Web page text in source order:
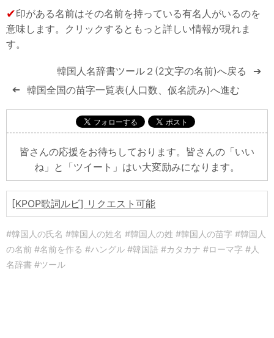
✔印がある名前はその名前を持っている有名人がいるのを
意味します。クリックするともっと詳しい情報が現れま
す。
➔ 韓国全国の苗字一覧表(人口数、仮名読み)へ進む
韓国人名辞書ツール２(2文字の名前)へ戻る ➔
皆さんの応援をお待ちしております。皆さんの「いい
ね」と「ツイート」はい大変励みになります。
[KPOP歌詞ルビ] リクエスト可能
#韓国人の氏名 #韓国人の姓名 #韓国人の姓 #韓国人の苗字 #韓国人
の名前 #名前を作る #ハングル #韓国語 #カタカナ #ローマ字 #人
名辞書 #ツール